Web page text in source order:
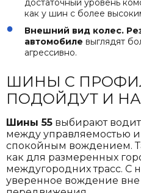
достаточный уровень
как у шин с более
Внешний вид колес.
автомобиле выглядят
агрессивно.
ШИНЫ С
ПОДОЙДУТ И
Шины 55 выбирают
между управляемостью
спокойным вождением.
как для размеренных
междугородних трасс. С
уверенное вождение вне